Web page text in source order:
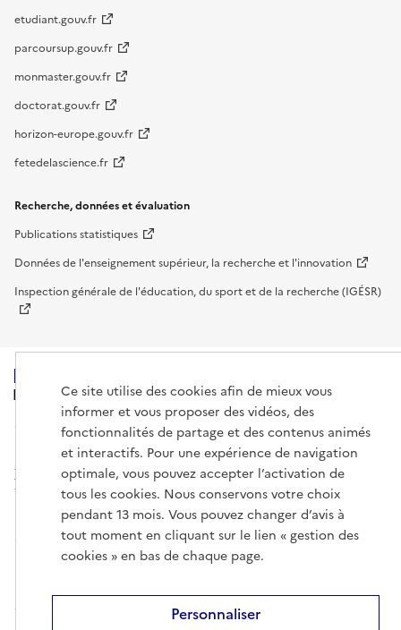
etudiant.gouv.fr
parcoursup.gouv.fr
monmaster.gouv.fr
doctorat.gouv.fr
horizon-europe.gouv.fr
fetedelascience.fr
Recherche, données et évaluation
Publications statistiques
Données de l'enseignement supérieur, la recherche et l'innovation
Inspection générale de l'éducation, du sport et de la recherche (IGÉSR)
MINISTÈRE
DE L'ENSEIGNEMENT
SUPÉRIEUR,
DE LA RECHERCHE
ET DE L'ESPACE
info.gouv.fr
service-public.gouv.fr
Ce site utilise des cookies afin de mieux vous
informer et vous proposer des vidéos, des
fonctionnalités de partage et des contenus animés
et interactifs. Pour une expérience de navigation
optimale, vous pouvez accepter l’activation de
tous les cookies. Nous conservons votre choix
pendant 13 mois. Vous pouvez changer d’avis à
tout moment en cliquant sur le lien « gestion des
cookies » en bas de chaque page.
Personnaliser